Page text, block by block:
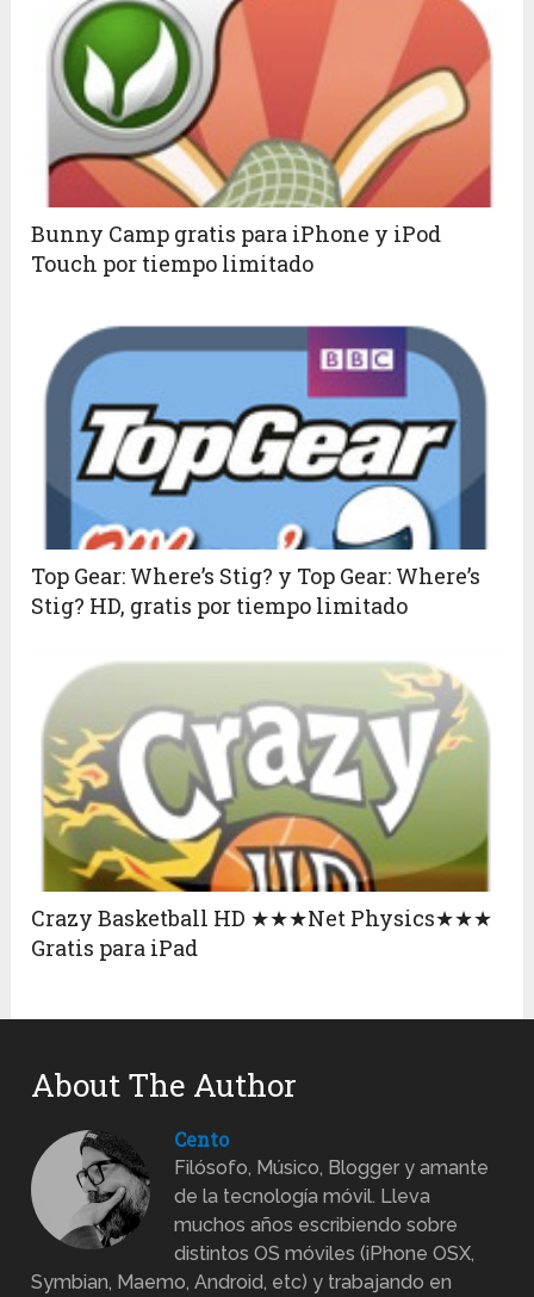
Bunny Camp gratis para iPhone y iPod
Touch por tiempo limitado
Top Gear: Where’s Stig? y Top Gear: Where’s
Stig? HD, gratis por tiempo limitado
Crazy Basketball HD ★★★Net Physics★★★
Gratis para iPad
About The Author
Cento
Filósofo, Músico, Blogger y amante
de la tecnología móvil. Lleva
muchos años escribiendo sobre
distintos OS móviles (iPhone OSX,
Symbian, Maemo, Android, etc) y trabajando en